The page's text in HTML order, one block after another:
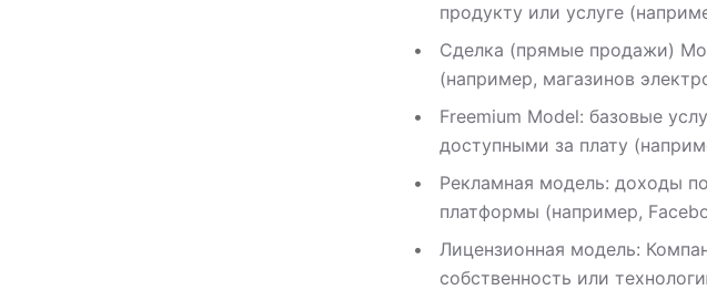
продукту или услуге
Сделка (прямые продажи)
(например, магазинов
Freemium Model: базовые
доступными за плату
Рекламная модель: доходы
платформы (например,
Лицензионная модель:
собственность или